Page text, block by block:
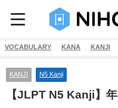
VOCABULARY KANA KANJI
KANJI N5 Kanji
【JLPT N5 Kanji】年